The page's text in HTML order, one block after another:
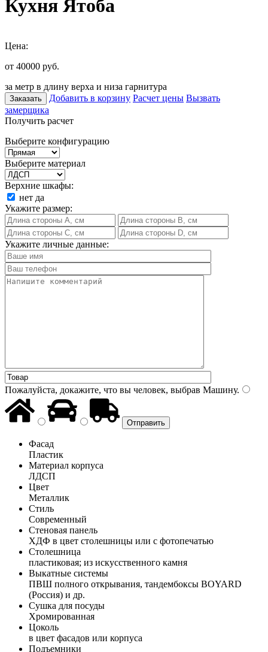
Кухня Ятоба
Цена:
от 40000 руб.
за метр в длину верха и низа гарнитура
Заказать Добавить в корзину Расчет цены Вызвать
замерщика
Получить расчет
Выберите конфигурацию
Выберите материал
Верхние шкафы:
нет да
Укажите размер:
Укажите личные данные:
Пожалуйста, докажите, что вы человек, выбрав Машину.
Фасад
Пластик
Материал корпуса
ЛДСП
Цвет
Металлик
Стиль
Современный
Стеновая панель
ХДФ в цвет столешницы или с фотопечатью
Столешница
пластиковая; из искусственного камня
Выкатные системы
ПВШ полного открывания, тандембоксы BOYARD
(Россия) и др.
Сушка для посуды
Хромированная
Цоколь
в цвет фасадов или корпуса
Подъемники